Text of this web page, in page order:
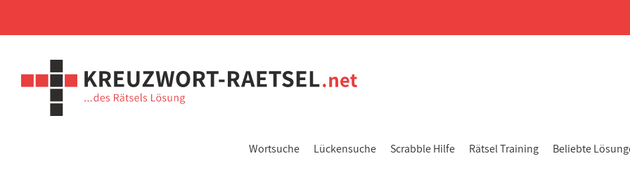
Wortsuche Lückensuche Scrabble Hilfe Rätsel Training Beliebte